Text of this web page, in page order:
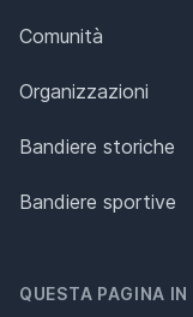
Comunità
Organizzazioni
Bandiere storiche
Bandiere sportive
QUESTA PAGINA